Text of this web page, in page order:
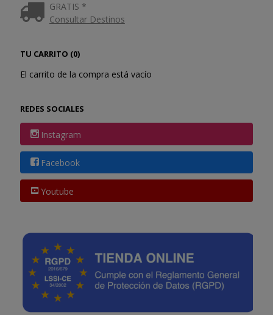
GRATIS *
Consultar Destinos
TU CARRITO (0)
El carrito de la compra está vacío
REDES SOCIALES
Instagram
Facebook
Youtube